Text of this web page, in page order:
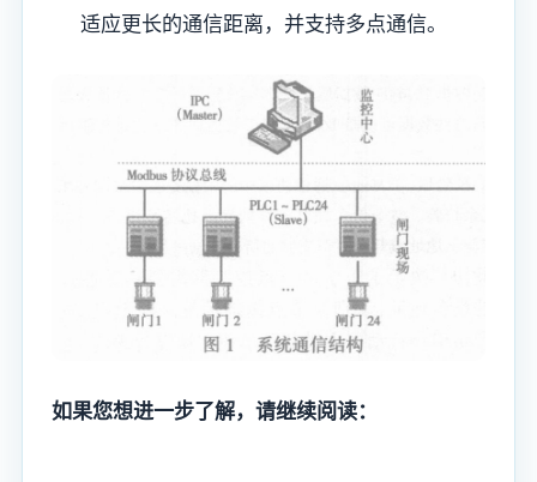
适应更长的通信距离，并支持多点通信。
如果您想进一步了解，请继续阅读：